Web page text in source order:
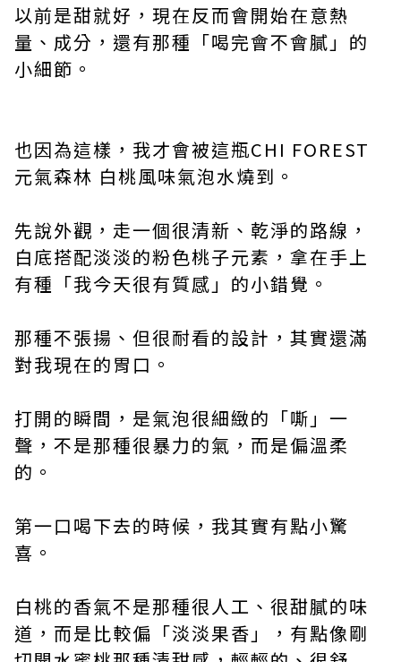
以前是甜就好，現在反而會開始在意熱
量、成分，還有那種「喝完會不會膩」的
小細節。
也因為這樣，我才會被這瓶CHI FOREST
元氣森林 白桃風味氣泡水燒到。
先說外觀，走一個很清新、乾淨的路線，
白底搭配淡淡的粉色桃子元素，拿在手上
有種「我今天很有質感」的小錯覺。
那種不張揚、但很耐看的設計，其實還滿
對我現在的胃口。
打開的瞬間，是氣泡很細緻的「嘶」一
聲，不是那種很暴力的氣，而是偏溫柔
的。
第一口喝下去的時候，我其實有點小驚
喜。
白桃的香氣不是那種很人工、很甜膩的味
道，而是比較偏「淡淡果香」，有點像剛